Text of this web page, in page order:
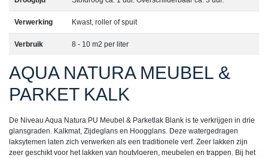
Verwerking Kwast, roller of spuit
Verbruik 8 - 10 m2 per liter
AQUA NATURA MEUBEL &
PARKET KALK
De Niveau Aqua Natura PU Meubel & Parketlak Blank is te verkrijgen in drie
glansgraden. Kalkmat, Zijdeglans en Hoogglans. Deze watergedragen
laksytemen laten zich verwerken als een traditionele verf. Zeer lakken zijn
zeer geschikt voor het lakken van houtvloeren, meubelen en trappen. Bij het